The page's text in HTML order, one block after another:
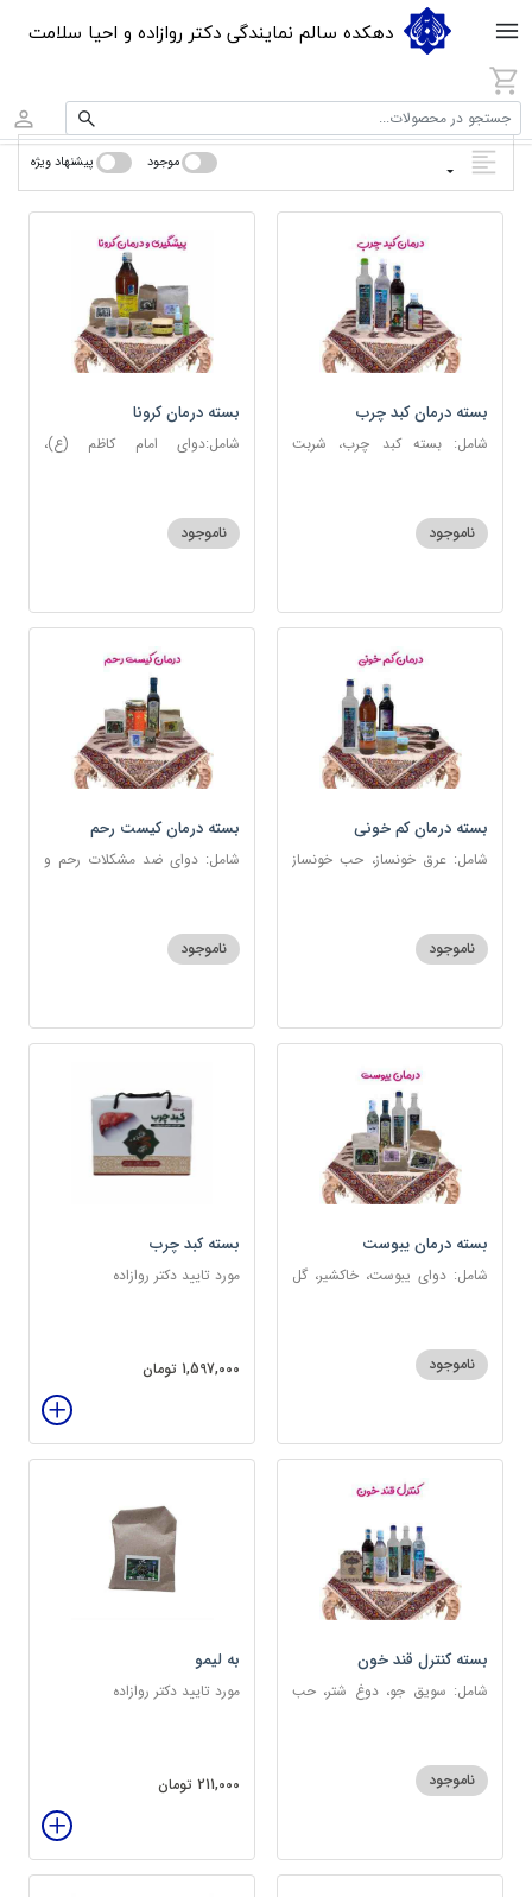
دهکده سالم نمایندگی دکتر روازاده و احیا سلامت
جستجو در محصولات...
موجود پیشنهاد ویژه
بسته درمان کبد چرب
شامل: بسته کبد چرب، شربت
ناموجود
بسته درمان کرونا
شامل:دوای امام کاظم (ع)،
شربت حیات، کندر
ناموجود
بسته درمان کم خونی
شامل: عرق خونساز، حب خونساز
ناموجود
بسته درمان کیست رحم
شامل: دوای ضد مشکلات رحم و
زیتون
ناموجود
بسته درمان یبوست
شامل: دوای یبوست، خاکشیر، گل
ناموجود
بسته کبد چرب
مورد تایید دکتر روازاده
1,597,000 تومان
بسته کنترل قند خون
شامل: سویق جو، دوغ شتر، حب
عسلی-عنصلی
ناموجود
به لیمو
مورد تایید دکتر روازاده
211,000 تومان